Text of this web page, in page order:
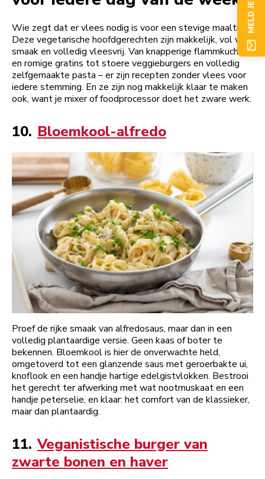
Wie zegt dat er vlees nodig is voor een stevige maaltijd?
Deze vegetarische hoofdgerechten zijn makkelijk, vol van
smaak en volledig vleesvrij. Van knapperige flammkuchen
en romige gratins tot stoere veggieburgers en volledig
zelfgemaakte pasta – er zijn recepten zonder vlees voor
iedere stemming. En ze zijn nog makkelijk klaar te maken
ook, want je mixer of foodprocessor doet het zware werk.
10. Bloemkool-alfredo
Proef de rijke smaak van alfredosaus, maar dan in een
volledig plantaardige versie. Geen kaas of boter te
bekennen. Bloemkool is hier de onverwachte held,
omgetoverd tot een glanzende saus met geroerbakte ui,
knoflook en een handje hartige edelgistvlokken. Bestrooi
het gerecht ter afwerking met wat nootmuskaat en een
handje peterselie, en klaar: het comfort van de klassieker,
maar dan plantaardig.
11. Veganistische burger van
zwarte bonen en haver